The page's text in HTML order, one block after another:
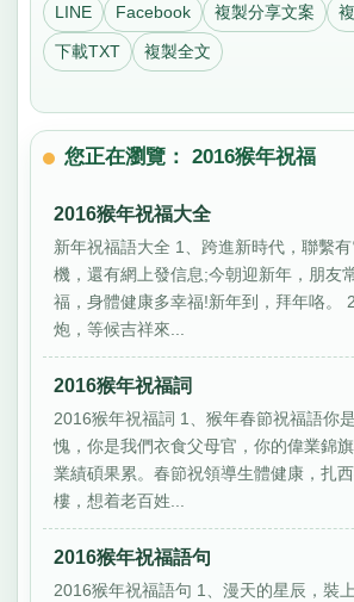
LINE Facebook 複製分享文案
下載TXT 複製全文
您正在瀏覽： 2016猴年祝福
2016猴年祝福大全
新年祝福語大全 1、跨進新時代，聯繫
機，還有網上發信息;今朝迎新年，朋友
福，身體健康多幸福!新年到，拜年咯。
炮，等候吉祥來...
2016猴年祝福詞
2016猴年祝福詞 1、猴年春節祝福語你
愧，你是我們衣食父母官，你的偉業錦
業績碩果累。春節祝領導生體健康，扎
樓，想着老百姓...
2016猴年祝福語句
2016猴年祝福語句 1、漫天的星辰，裝